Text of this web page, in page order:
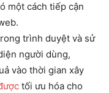
một cách tiếp cận
trình duyệt và sử
người dùng,
vào thời gian xây
tối ưu hóa cho